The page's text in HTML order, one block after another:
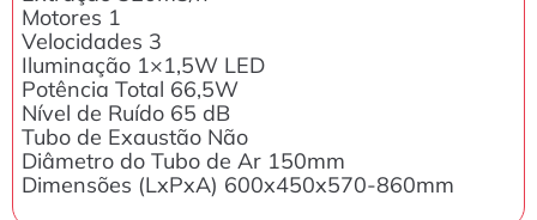
Motores 1
Velocidades 3
Iluminação 1×1,5W LED
Potência Total 66,5W
Nível de Ruído 65 dB
Tubo de Exaustão Não
Diâmetro do Tubo de Ar 150mm
Dimensões (LxPxA) 600x450x570-860mm